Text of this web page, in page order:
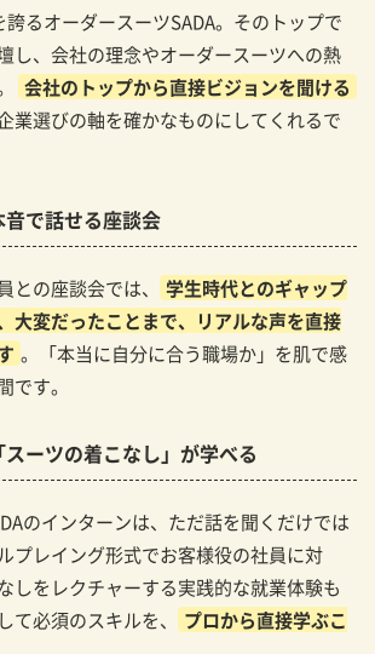
るオーダースーツSADA。そのトップで
し、会社の理念やオーダースーツへの熱
会社のトップから直接ビジョンを聞ける
業選びの軸を確かなものにしてくれるで
で話せる座談会
との座談会では、
学生時代とのギャップ
大変だったことまで、リアルな声を直接
。「本当に自分に合う職場か」を肌で感
です。
ーツの着こなし」が学べる
のインターンは、ただ話を聞くだけでは
プレイング形式でお客様役の社員に対
しをレクチャーする実践的な就業体験も
て必須のスキルを、
プロから直接学ぶこ